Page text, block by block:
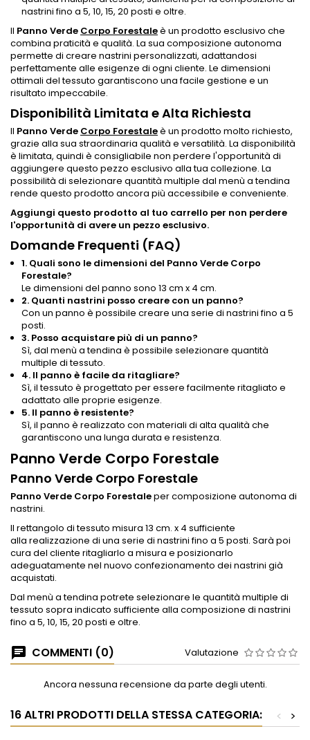
nastrini fino a 5, 10, 15, 20 posti e oltre.
Il Panno Verde Corpo Forestaleè un prodotto esclusivo che
combina praticità e qualità. La sua composizione autonoma
permette di creare nastrini personalizzati, adattandosi
perfettamente alle esigenze di ogni cliente. Le dimensioni
ottimali del tessuto garantiscono una facile gestione e un
risultato impeccabile.
Disponibilità Limitata e Alta Richiesta
Il Panno Verde Corpo Forestaleè un prodotto molto richiesto,
grazie alla sua straordinaria qualità e versatilità. La disponibilità
è limitata, quindi è consigliabile non perdere l'opportunità di
aggiungere questo pezzo esclusivo alla tua collezione. La
possibilità di selezionare quantità multiple dal menù a tendina
rende questo prodotto ancora più accessibile e conveniente.
Aggiungi questo prodotto al tuo carrello per non perdere
l'opportunità di avere un pezzo esclusivo.
Domande Frequenti (FAQ)
1. Quali sono le dimensioni del Panno Verde Corpo
Forestale?
Le dimensioni del panno sono 13 cm x 4 cm.
2. Quanti nastrini posso creare con un panno?
Con un panno è possibile creare una serie di nastrini fino a 5
posti.
3. Posso acquistare più di un panno?
Sì, dal menù a tendina è possibile selezionare quantità
multiple di tessuto.
4. Il panno è facile da ritagliare?
Sì, il tessuto è progettato per essere facilmente ritagliato e
adattato alle proprie esigenze.
5. Il panno è resistente?
Sì, il panno è realizzato con materiali di alta qualità che
garantiscono una lunga durata e resistenza.
Panno Verde Corpo Forestale
Panno Verde Corpo Forestale
Panno Verde Corpo Forestaleper composizione autonoma di
nastrini.
Il rettangolo di tessuto misura 13 cm. x 4 sufficiente
alla realizzazione di una serie di nastrini fino a 5 posti. Sarà poi
cura del cliente ritagliarlo a misura e posizionarlo
adeguatamente nel nuovo confezionamento dei nastrini già
acquistati.
Dal menù a tendina potrete selezionare le quantità multiple di
tessuto sopra indicato sufficiente alla composizione di nastrini
fino a 5, 10, 15, 20 posti e oltre.
COMMENTI (0) Valutazione
Ancora nessuna recensione da parte degli utenti.
16 ALTRI PRODOTTI DELLA STESSA CATEGORIA: >
<